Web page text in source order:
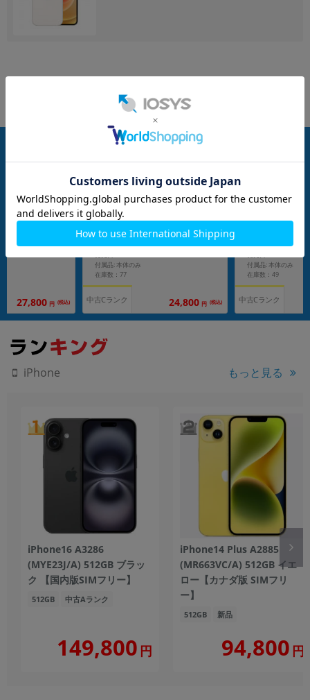
nanoSIM
】docomo iPho
27,800 円 (税込)
128GB nanoSIM
【SIMロック解除済】docomo iPho
ne12 mini A2398 (MGDM3J/A) 128G
メーカー：Apple
付属品: 本体のみ
在庫数：77
中古Cランク 24,800 円 (税込)
128GB
メーカー：Apple
付属品: 本体のみ
在庫数：49
中古Cランク
iPhone もっと見る
iPhone16 A3286
(MYE23J/A) 512GB ブラッ
ク 【国内版SIMフリー】
512GB 中古Aランク
149,800 円
iPhone14 Plus A2885
(MR663VC/A) 512GB イエ
ロー【カナダ版 SIMフリ
ー】
512GB 新品
94,800 円